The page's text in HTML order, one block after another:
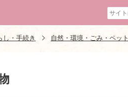
し・手続き 自然・環境・ごみ・ペット